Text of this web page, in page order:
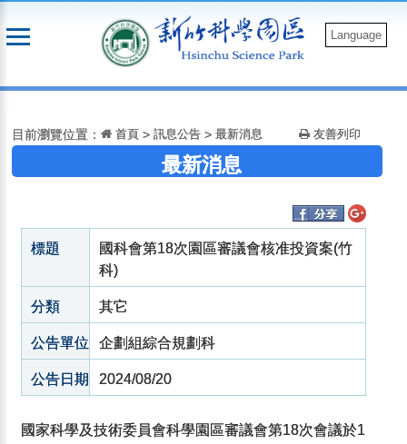
到
Language
目前瀏覽位置： 首頁 >訊息公告 >最新消息 友善列印
最新消息
標題
國科會第18次園區審議會核准投資案(竹
科)
分類 其它
公告單位 企劃組綜合規劃科
公告日期 2024/08/20
國家科學及技術委員會科學園區審議會第18次會議於1